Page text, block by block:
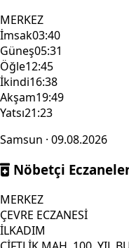
MERKEZ
İmsak03:40
Güneş05:31
Öğle12:45
İkindi16:38
Akşam19:49
Yatsı21:23
Samsun · 09.08.2026
Nöbetçi
MERKEZ
ÇEVRE ECZANESİ
İLKADIM